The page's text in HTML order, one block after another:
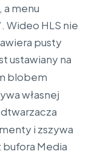
menu
Wideo HLS nie
pusty
ustawiany na
blobem
własnej
i zszywa
Media